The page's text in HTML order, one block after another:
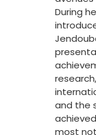
During
and the
most